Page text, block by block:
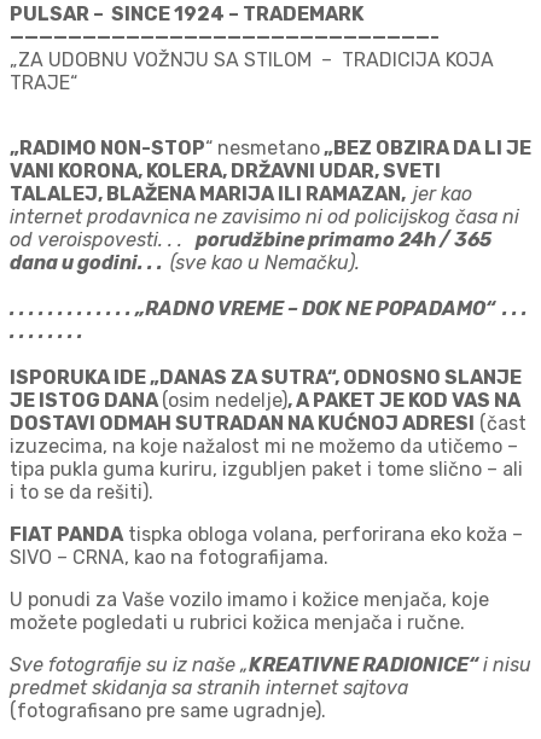
PULSAR – SINCE 1924 – TRADEMARK
—————————————————————————————-
„ZA UDOBNU VOŽNJU SA STILOM – TRADICIJA KOJA
TRAJE“
„RADIMO NON-STOP“ nesmetano „BEZ OBZIRA DA LI JE
VANI KORONA, KOLERA, DRŽAVNI UDAR, SVETI
TALALEJ, BLAŽENA MARIJA ILI RAMAZAN, jer kao
internet prodavnica ne zavisimo ni od policijskog časa ni
od veroispovesti. . .
porudžbine primamo 24h / 365
dana u godini. . . (sve kao u Nemačku).
. . . . . . . . . . . . . „RADNO VREME – DOK NE POPADAMO“ . . .
. . . . . . . .
ISPORUKA IDE „DANAS ZA SUTRA“, ODNOSNO SLANJE
JE ISTOG DANA (osim nedelje), A PAKET JE KOD VAS NA
DOSTAVI ODMAH SUTRADAN NA KUĆNOJ ADRESI (čast
izuzecima, na koje nažalost mi ne možemo da utičemo –
tipa pukla guma kuriru, izgubljen paket i tome slično – ali
i to se da rešiti).
FIAT PANDA tispka obloga volana, perforirana eko koža –
SIVO – CRNA, kao na fotografijama.
U ponudi za Vaše vozilo imamo i kožice menjača, koje
možete pogledati u rubrici kožica menjača i ručne.
Sve fotografije su iz naše „KREATIVNE RADIONICE“i nisu
predmet skidanja sa stranih internet sajtova
(fotografisano pre same ugradnje).